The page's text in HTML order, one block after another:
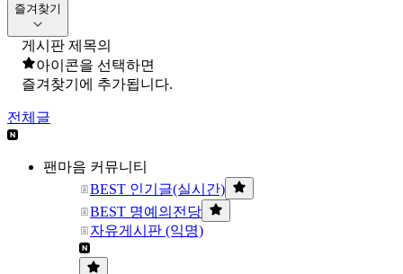
즐겨찾기
게시판 제목의
아이콘을 선택하면
즐겨찾기에 추가됩니다.
전체글
팬마음 커뮤니티
BEST 인기글(실시간)
BEST 명예의전당
자유게시판 (익명)